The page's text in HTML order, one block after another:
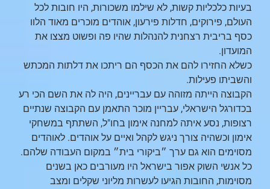
בעיות כלכליות קשות, לא שילמו משכורות, היו חובות לכל
העולם, פירוקים, חדלות פירעון, אוהדים מוכרים מאוד הלוו
כסף בריבית רצחנית להנהלות שהיו פה ופשוט מצצו את
המועדון.
כשלא החזירו להם את הכסף הם ריתכו את דלתות המכתש
והשביתו פעילות.
הקבוצה הייתה מזוהה עם עבריינים, היה לה את השם הכי רע
בכדורגל הישראלי, עבריין מוכר התאמן עם הקבוצה שנתיים
רצופות, נסע איתה למחנה אימון בחו"ל, השתתף במשחקי
אימון וכשהיה צורך ניגש לקהל ואיים על אוהדים. לאוהדים
מסוימים הוא גם ערך ״ביקורי בית״ במקום העבודה שלהם.
כל אנשי השוק אפור בישראל היו מעורבים כאן בשנים
מסוימות, החובות הגיעו לעשרות מליוני שקלים ומצב